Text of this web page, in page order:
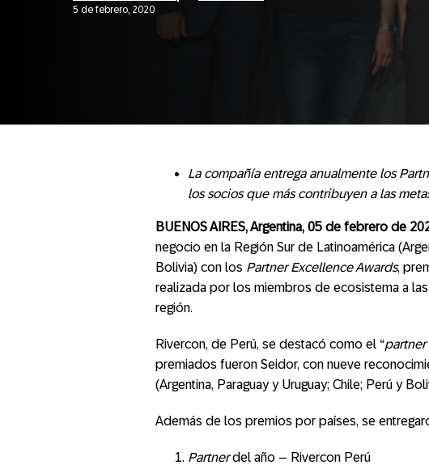
5 de febrero, 2020
La compañía entrega anualmente los
los socios que más contribuyen a las
BUENOS AIRES, Argentina, 05 de febrero de
negocio en la Región Sur de Latinoamérica
Bolivia) con los Partner Excellence Awards,
realizada por los miembros de ecosistema a
región.
Rivercon, de Perú, se destacó como el “partner
premiados fueron Seidor, con nueve
(Argentina, Paraguay y Uruguay; Chile; Perú y
Además de los premios por países, se
Partnerdel año – Rivercon Perú